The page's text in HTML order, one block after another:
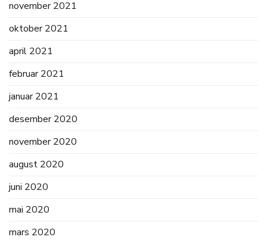
november 2021
oktober 2021
april 2021
februar 2021
januar 2021
desember 2020
november 2020
august 2020
juni 2020
mai 2020
mars 2020